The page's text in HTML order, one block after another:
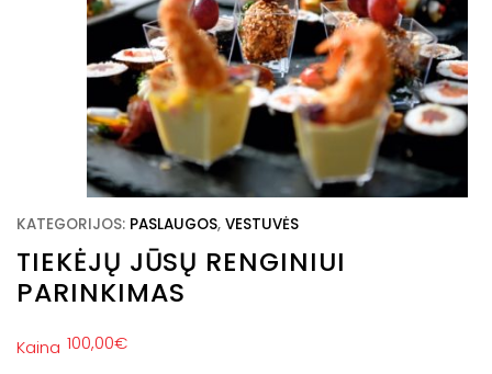
KATEGORIJOS: PASLAUGOS, VESTUVĖS
TIEKĖJŲ JŪSŲ RENGINIUI
PARINKIMAS
Kaina 100,00€